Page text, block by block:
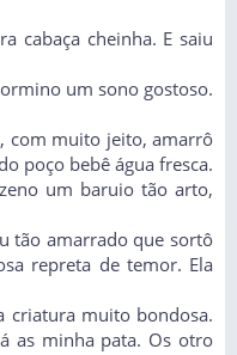
cabaça cheinha. E saiu
um sono gostoso.
com muito jeito, amarrô
poço bebê água fresca.
um baruio tão arto,
tão amarrado que sortô
repreta de temor. Ela
criatura muito bondosa.
as minha pata. Os otro